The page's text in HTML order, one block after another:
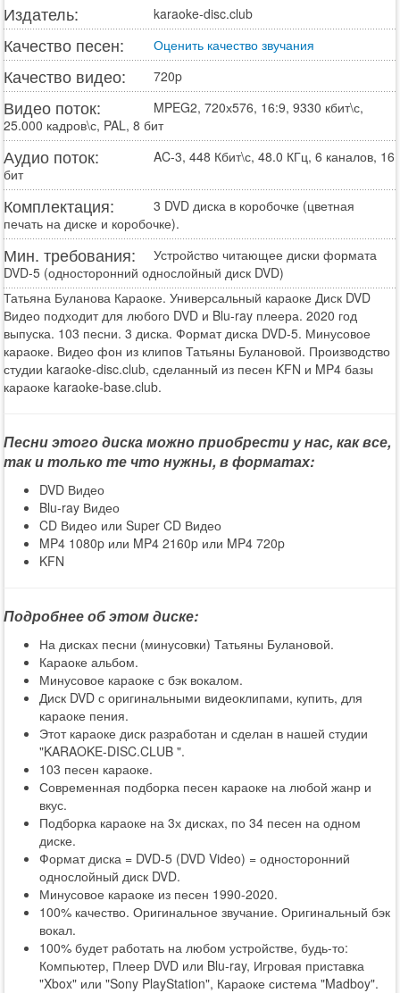
Издатель: karaoke-disc.club
Качество песен: Оценить качество звучания
Качество видео: 720p
Видео поток:
MPEG2, 720х576, 16:9, 9330 кбит\с,
25.000 кадров\с, PAL, 8 бит
Аудио поток:
AC-3, 448 Кбит\с, 48.0 КГц, 6 каналов, 16
бит
Комплектация:
3 DVD диска в коробочке (цветная
печать на диске и коробочке).
Мин. требования:
Устройство читающее диски формата
DVD-5 (односторонний однослойный диск DVD)
Татьяна Буланова Караоке. Универсальный караоке Диск DVD
Видео подходит для любого DVD и Blu-ray плеера. 2020 год
выпуска. 103 песни. 3 диска. Формат диска DVD-5. Минусовое
караоке. Видео фон из клипов Татьяны Булановой. Производство
студии karaoke-disc.club, сделанный из песен KFN и MP4 базы
караоке karaoke-base.club.
Песни этого диска можно приобрести у нас, как все,
так и только те что нужны, в форматах:
DVD Видео
Blu-ray Видео
CD Видео или Super CD Видео
MP4 1080p или MP4 2160p или MP4 720p
KFN
Подробнее об этом диске:
На дисках песни (минусовки) Татьяны Булановой.
Караоке альбом.
Минусовое караоке с бэк вокалом.
Диск DVD с оригинальными видеоклипами, купить, для
караоке пения.
Этот караоке диск разработан и сделан в нашей студии
"KARAOKE-DISC.CLUB ".
103 песен караоке.
Современная подборка песен караоке на любой жанр и
вкус.
Подборка караоке на 3х дисках, по 34 песен на одном
диске.
Формат диска = DVD-5 (DVD Video) = односторонний
однослойный диск DVD.
Минусовое караоке из песен 1990-2020.
100% качество. Оригинальное звучание. Оригинальный бэк
вокал.
100% будет работать на любом устройстве, будь-то:
Компьютер, Плеер DVD или Blu-ray, Игровая приставка
"Xbox" или "Sony PlayStation", Караоке система "Madboy".